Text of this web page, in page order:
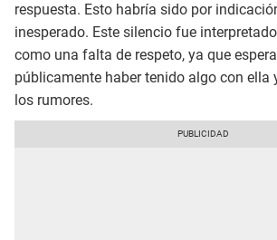
respuesta. Esto habría sido por
inesperado. Este silencio fue
como una falta de respeto, ya que
públicamente haber tenido algo con ella
los rumores.